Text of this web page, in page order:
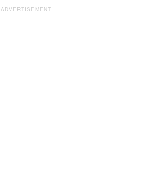
ADVERTISEMENT